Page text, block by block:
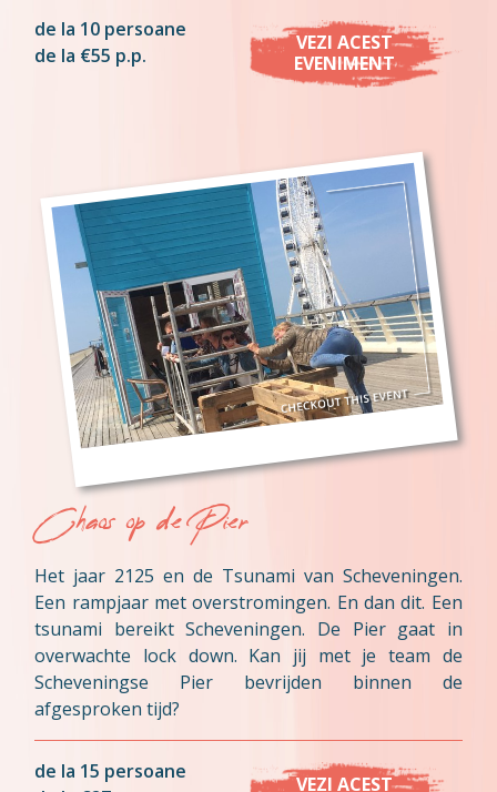
de la 10 persoane
de la €55 p.p.
VEZI ACEST
EVENIMENT
Chaos op de Pier
Het jaar 2125 en de Tsunami van Scheveningen.
Een rampjaar met overstromingen. En dan dit. Een
tsunami bereikt Scheveningen. De Pier gaat in
overwachte lock down. Kan jij met je team de
Scheveningse Pier bevrijden binnen de
afgesproken tijd?
de la 15 persoane
VEZI ACEST